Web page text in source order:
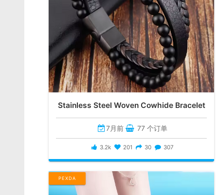
Stainless Steel Woven Cowhide Bracelet
7月前 77 个订单
3.2k 201 30 307
PEXDA